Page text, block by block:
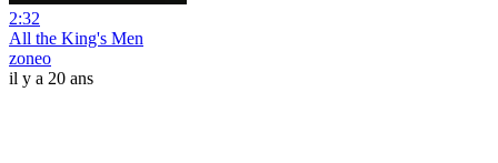
2:32
All the King's Men
zoneo
il y a 20 ans